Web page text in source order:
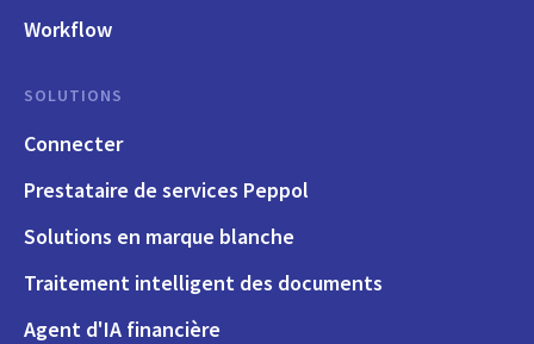
Workflow
SOLUTIONS
Connecter
Prestataire de services Peppol
Solutions en marque blanche
Traitement intelligent des documents
Agent d'IA financière